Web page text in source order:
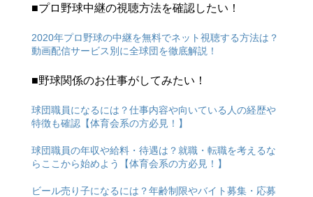
■プロ野球中継の視聴方法を確認したい！
2020年プロ野球の中継を無料でネット視聴する方法は？
動画配信サービス別に全球団を徹底解説！
■野球関係のお仕事がしてみたい！
球団職員になるには？仕事内容や向いている人の経歴や
特徴も確認【体育会系の方必見！】
球団職員の年収や給料・待遇は？就職・転職を考えるな
らここから始めよう【体育会系の方必見！】
ビール売り子になるには？年齢制限やバイト募集・応募